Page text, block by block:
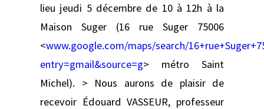
lieu jeudi 5 décembre de 10 à 12h à la
Maison Suger (16 rue Suger 75006
<www.google.com/maps/search/
entry=gmail&source=g> métro Saint
Michel). > Nous aurons de plaisir de
recevoir Édouard VASSEUR, professeur